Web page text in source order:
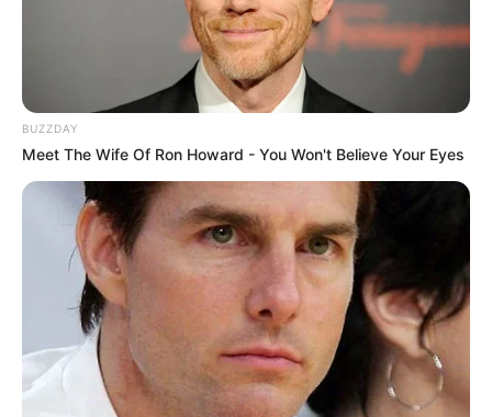
BUZZDAY
Meet The Wife Of Ron Howard - You Won't Believe Your Eyes